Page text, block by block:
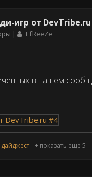
игр от
EfReeZe
в нашем
дайджест + показать еще 5